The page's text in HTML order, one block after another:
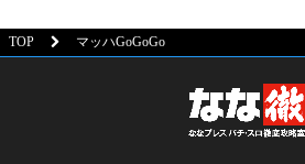
TOP マッハGoGoGo